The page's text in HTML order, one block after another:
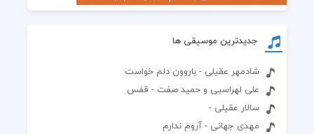
جدیدترین موسیقی ها
شادمهر عقیلی - باروون دلم خواست
علی لهراسبی و حمید صفت - قفس
سالار عقیلی -
مهدی جهانی - آروم ندارم